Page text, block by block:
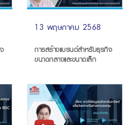
13 พฤษภาคม 2568
การสร้างแบรนด์สำหรับธุรกิจ
ขนาดกลางและขนาดเล็ก